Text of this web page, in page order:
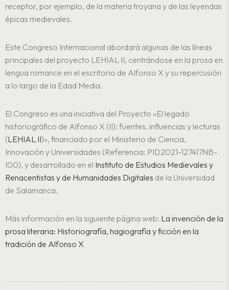
receptor, por ejemplo, de la materia troyana y de las leyendas
épicas medievales.
Este Congreso Internacional abordará algunas de las líneas
principales del proyecto LEHIAL II, centrándose en la prosa en
lengua romance en el escritorio de Alfonso X y su repercusión
a lo largo de la Edad Media.
El Congreso es una iniciativa del Proyecto «El legado
historiográfico de Alfonso X (II): fuentes, influencias y lecturas
(LEHIAL II)», financiado por el Ministerio de Ciencia,
Innovación y Universidades (Referencia: PID2021-127417NB-
I00), y desarrollado en el Instituto de Estudios Medievales y
Renacentistas y de Humanidades Digitales de la Universidad
de Salamanca.
Más información en la siguiente página web: La invención de la
prosa literaria: Historiografía, hagiografía y ficción en la
tradición de Alfonso X